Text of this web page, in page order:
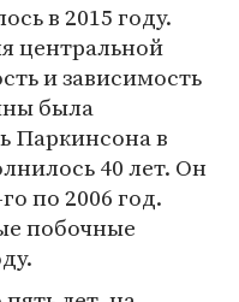
в 2015 году.
центральной
и зависимость
была
Паркинсона в
40 лет. Он
по 2006 год.
побочные